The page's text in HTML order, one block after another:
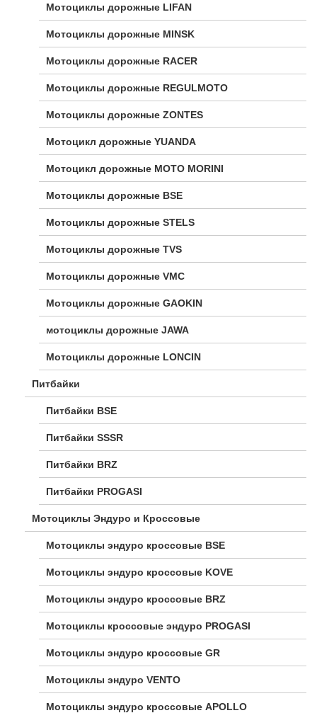
Мотоциклы дорожные LIFAN
Мотоциклы дорожные MINSK
Мотоциклы дорожные RACER
Мотоциклы дорожные REGULMOTO
Мотоциклы дорожные ZONTES
Мотоцикл дорожные YUANDA
Мотоцикл дорожные МОТО MORINI
Мотоциклы дорожные BSE
Мотоциклы дорожные STELS
Мотоциклы дорожные TVS
Мотоциклы дорожные VMC
Мотоциклы дорожные GAOKIN
мотоциклы дорожные JAWA
Мотоциклы дорожные LONCIN
Питбайки
Питбайки BSE
Питбайки SSSR
Питбайки BRZ
Питбайки PROGASI
Мотоциклы Эндуро и Кроссовые
Мотоциклы эндуро кроссовые BSE
Мотоциклы эндуро кроссовые KOVE
Мотоциклы эндуро кроссовые BRZ
Мотоциклы кроссовые эндуро PROGASI
Мотоциклы эндуро кроссовые GR
Мотоциклы эндуро VENTO
Мотоциклы эндуро кроссовые APOLLO